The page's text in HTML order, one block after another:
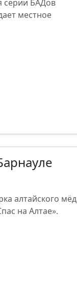
серии БАДов
местное
алтайского
на Алтае».